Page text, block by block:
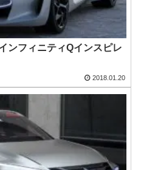
ンフィニティQインスピレ
2018.01.20